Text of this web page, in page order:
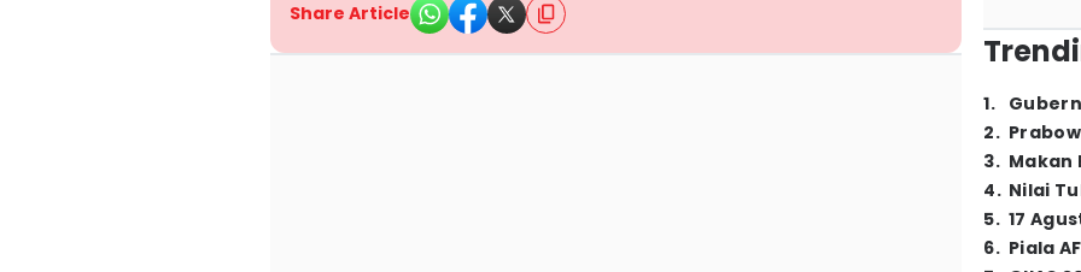
Share Article
1.
2.
3. Makan
4. Nilai
5. 17
6. Piala